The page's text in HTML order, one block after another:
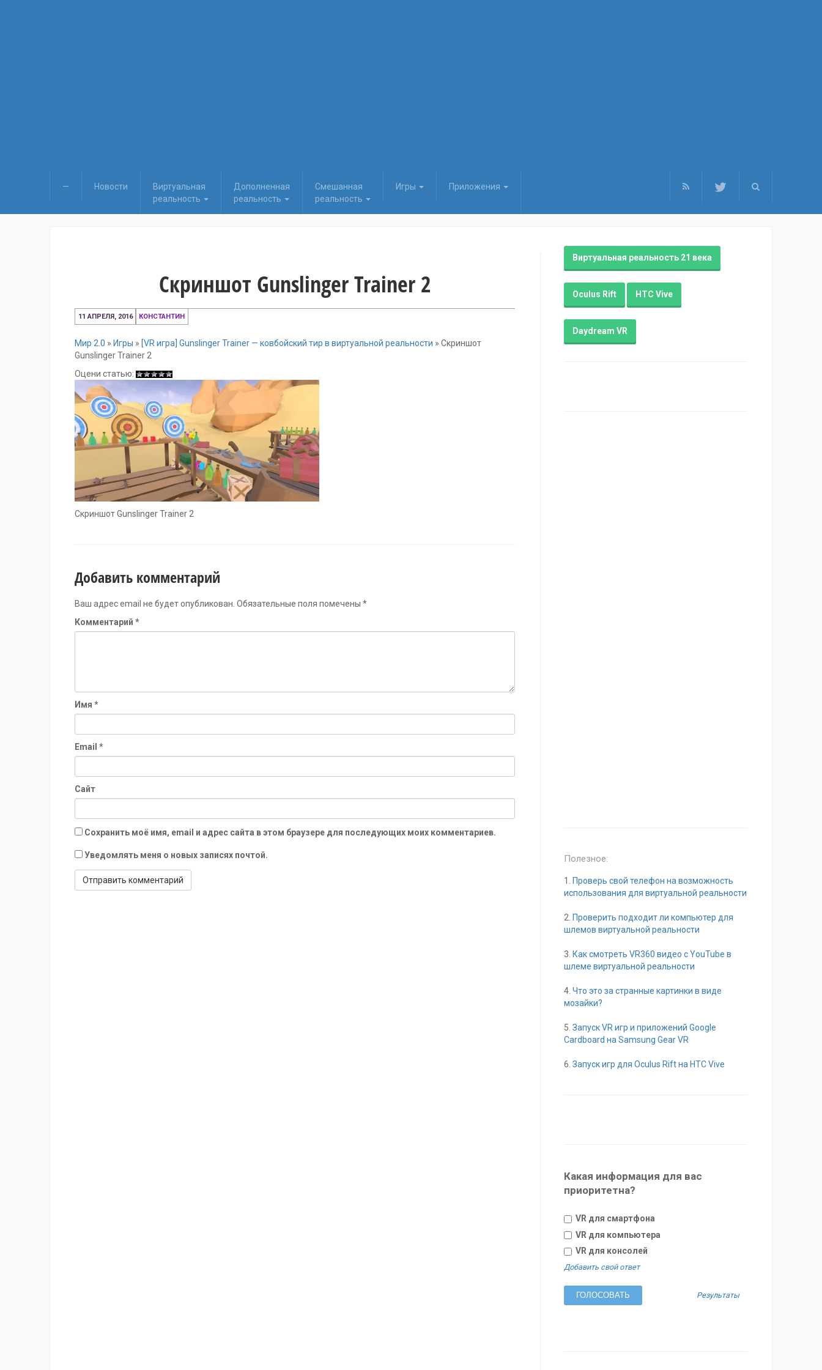
— Новости
Виртуальная
реальность
Дополненная
реальность
Смешанная
реальность
Игры Приложения
Скриншот Gunslinger Trainer 2
11 АПРЕЛЯ, 2016
11
апреля,
КОНСТАНТИН
Мир 2.0 » Игры » [VR игра] Gunslinger Trainer — ковбойский тир в виртуальной реальности » Скриншот
Gunslinger Trainer 2
Оцени статью:
Скриншот Gunslinger Trainer 2
Добавить комментарий
Ваш адрес email не будет опубликован. Обязательные поля помечены *
Комментарий *
Имя *
Email *
Сайт
Сохранить моё имя, email и адрес сайта в этом браузере для последующих моих комментариев.
Уведомлять меня о новых записях почтой.
Виртуальная реальность 21 века
Oculus Rift HTC Vive
Daydream VR
Полезное:
1.
Проверь свой телефон на возможность
использования для виртуальной реальности
2. Проверить подходит ли компьютер для
шлемов виртуальной реальности
3. Как смотреть VR360 видео с YouTube в
шлеме виртуальной реальности
4. Что это за странные картинки в виде
мозайки?
5. Запуск VR игр и приложений Google
Cardboard на Samsung Gear VR
6. Запуск игр для Oculus Rift на HTC Vive
Какая информация для вас
приоритетна?
VR для смартфона
VR для компьютера
VR для консолей
Добавить свой ответ
Результаты